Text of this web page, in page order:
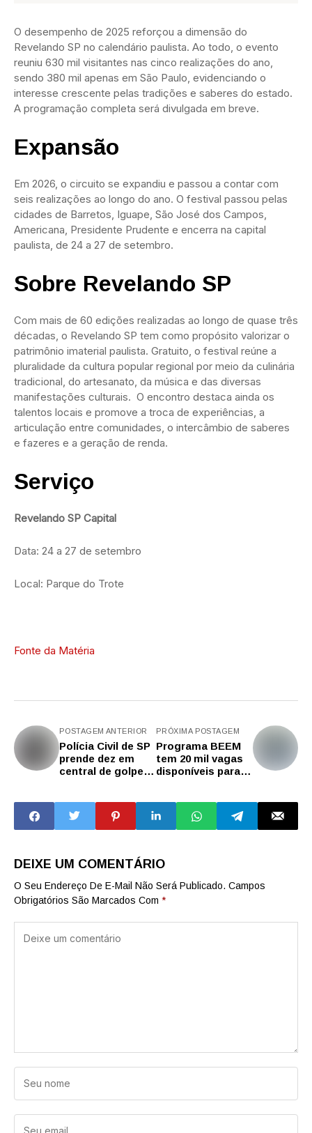
O desempenho de 2025 reforçou a dimensão do
Revelando SP no calendário paulista. Ao todo, o evento
reuniu 630 mil visitantes nas cinco realizações do ano,
sendo 380 mil apenas em São Paulo, evidenciando o
interesse crescente pelas tradições e saberes do estado.
A programação completa será divulgada em breve.
Expansão
Em 2026, o circuito se expandiu e passou a contar com
seis realizações ao longo do ano. O festival passou pelas
cidades de Barretos, Iguape, São José dos Campos,
Americana, Presidente Prudente e encerra na capital
paulista, de 24 a 27 de setembro.
Sobre Revelando SP
Com mais de 60 edições realizadas ao longo de quase três
décadas, o Revelando SP tem como propósito valorizar o
patrimônio imaterial paulista. Gratuito, o festival reúne a
pluralidade da cultura popular regional por meio da culinária
tradicional, do artesanato, da música e das diversas
manifestações culturais. O encontro destaca ainda os
talentos locais e promove a troca de experiências, a
articulação entre comunidades, o intercâmbio de saberes
e fazeres e a geração de renda.
Serviço
Revelando SP Capital
Data: 24 a 27 de setembro
Local: Parque do Trote
Fonte da Matéria
POSTAGEM ANTERIOR
Polícia Civil de SP
prende dez em
central de golpes
Grande São Paulo
PRÓXIMA POSTAGEM
Programa BEEM
tem 20 mil vagas
disponíveis para
DEIXE UM COMENTÁRIO
O Seu Endereço De E-Mail Não Será Publicado. Campos
Obrigatórios São Marcados Com *